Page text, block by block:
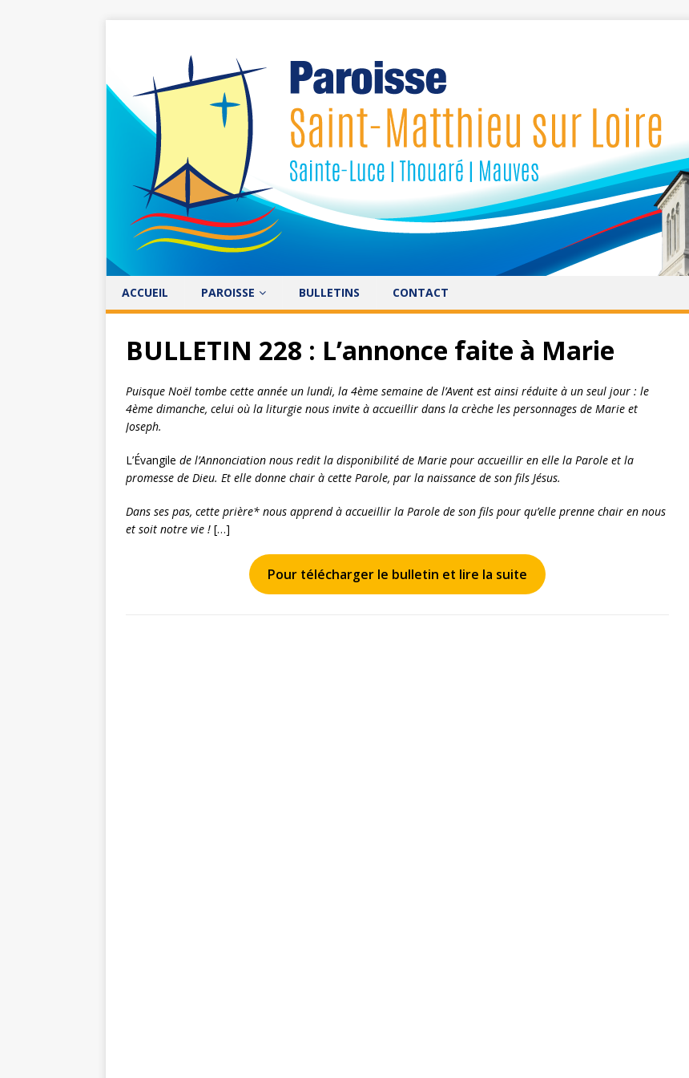
ACCUEIL PAROISSE BULLETINS CONTACT
BULLETIN 228 : L’annonce faite à Marie
Puisque Noël tombe cette année un lundi, la 4ème semaine de l’Avent est ainsi réduite à un seul jour : le
4ème dimanche, celui où la liturgie nous invite à accueillir dans la crèche les personnages de Marie et
Joseph.
L’Évangile de l’Annonciation nous redit la disponibilité de Marie pour accueillir en elle la Parole et la
promesse de Dieu. Et elle donne chair à cette Parole, par la naissance de son fils Jésus.
Dans ses pas, cette prière* nous apprend à accueillir la Parole de son fils pour qu’elle prenne chair en nous
et soit notre vie ! […]
Pour télécharger le bulletin et lire la suite